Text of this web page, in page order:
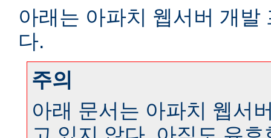
아래는 아파치 웹서버 개
다.
주의
아래 문서는 아파치 웹서